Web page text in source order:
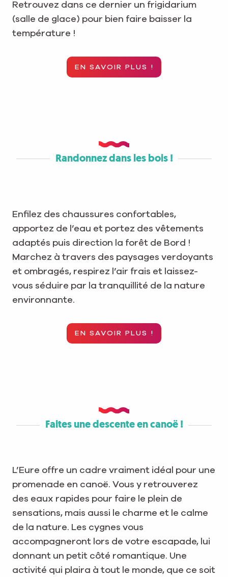
Retrouvez dans ce dernier un frigidarium
(salle de glace) pour bien faire baisser la
température !
EN SAVOIR PLUS !
Randonnez dans les bois !
Enfilez des chaussures confortables,
apportez de l’eau et portez des vêtements
adaptés puis direction la forêt de Bord !
Marchez à travers des paysages verdoyants
et ombragés, respirez l’air frais et laissez-
vous séduire par la tranquillité de la nature
environnante.
EN SAVOIR PLUS !
Faites une descente en canoë !
L’Eure offre un cadre vraiment idéal pour une
promenade en canoë. Vous y retrouverez
des eaux rapides pour faire le plein de
sensations, mais aussi le charme et le calme
de la nature. Les cygnes vous
accompagneront lors de votre escapade, lui
donnant un petit côté romantique. Une
activité qui plaira à tout le monde, que ce soit